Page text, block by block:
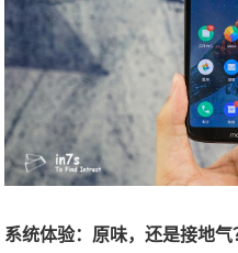
系统体验：原味，还是接地气